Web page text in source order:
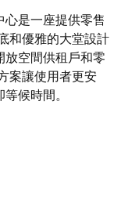
是一座提供零售
和優雅的大堂設計
放空間供租戶和零
案讓使用者更安
候時間。